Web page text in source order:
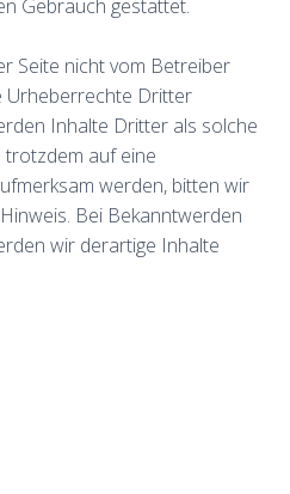
Gebrauch gestattet.
Seite nicht vom Betreiber
Urheberrechte Dritter
Inhalte Dritter als solche
trotzdem auf eine
werden, bitten wir
Bei Bekanntwerden
wir derartige Inhalte